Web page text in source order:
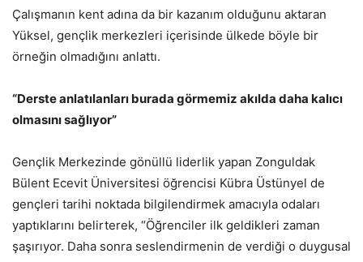
Çalışmanın kent adına da bir kazanım olduğunu aktaran
Yüksel, gençlik merkezleri içerisinde ülkede böyle bir
örneğin olmadığını anlattı.
“Derste anlatılanları burada görmemiz akılda daha kalıcı
olmasını sağlıyor”
Gençlik Merkezinde gönüllü liderlik yapan Zonguldak
Bülent Ecevit Üniversitesi öğrencisi Kübra Üstünyel de
gençleri tarihi noktada bilgilendirmek amacıyla odaları
yaptıklarını belirterek, “Öğrenciler ilk geldikleri zaman
şaşırıyor. Daha sonra seslendirmenin de verdiği o duygusal